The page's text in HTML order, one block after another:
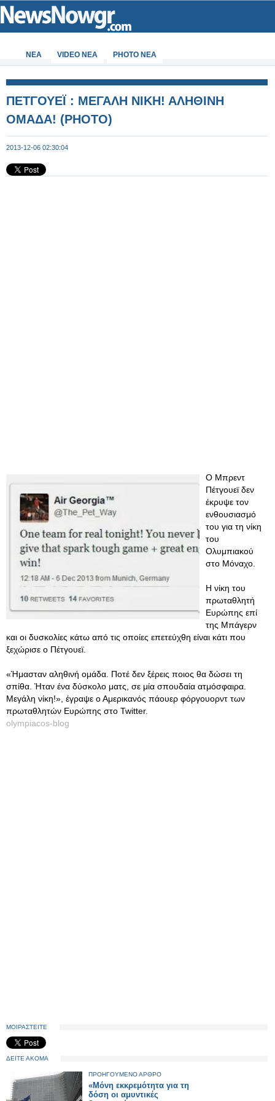
ΝΕΑ VIDEO NEA PHOTO NEA
ΠΕΤΓΟΥΕΪ : ΜΕΓΑΛΗ ΝΙΚΗ! ΑΛΗΘΙΝΗ
ΟΜΑΔΑ! (ΡΗΟΤΟ)
2013-12-06 02:30:04
Ο Μπρεντ
Πέτγουεϊ δεν
έκρυψε τον
ενθουσιασμό
του για τη νίκη
του
Ολυμπιακού
στο Μόναχο.
Η νίκη του
πρωταθλητή
Ευρώπης επί
της Μπάγερν
και οι δυσκολίες κάτω από τις οποίες επετεύχθη είναι κάτι που
ξεχώρισε ο Πέτγουεϊ.
«Ήμασταν αληθινή ομάδα. Ποτέ δεν ξέρεις ποιος θα δώσει τη
σπίθα. Ήταν ένα δύσκολο ματς, σε μία σπουδαία ατμόσφαιρα.
Μεγάλη νίκη!», έγραψε ο Αμερικανός πάουερ φόργουορντ των
πρωταθλητών Ευρώπης στο Twitter.
olympiacos-blog
ΜΟΙΡΑΣΤΕΙΤΕ
ΔΕΙΤΕ ΑΚΟΜΑ
ΠΡΟΗΓΟΥΜΕΝΟ ΑΡΘΡΟ
«Μόνη εκκρεμότητα για τη
δόση οι αμυντικές